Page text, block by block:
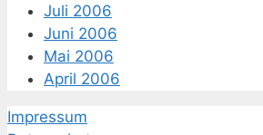
Juli 2006
Juni 2006
Mai 2006
April 2006
Impressum